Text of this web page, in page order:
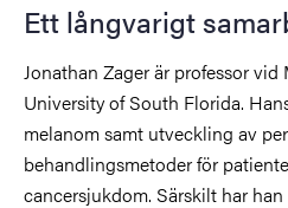
Ett långvarigt
Jonathan Zager är professor
University of South Florida.
melanom samt utveckling av
behandlingsmetoder för
cancersjukdom. Särskilt har